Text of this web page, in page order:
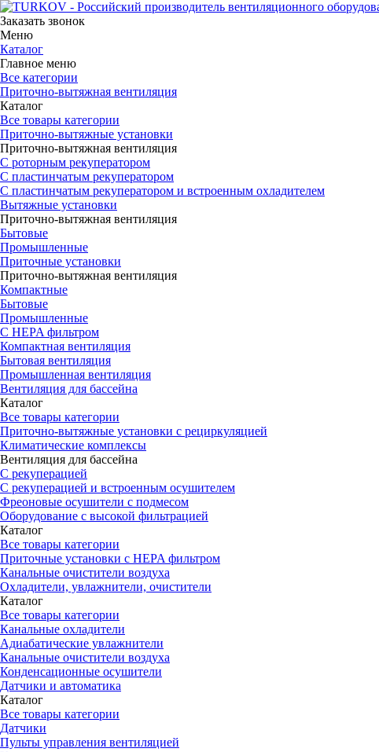
Заказать звонок
Меню
Каталог
Главное меню
Все категории
Приточно-вытяжная вентиляция
Каталог
Все товары категории
Приточно-вытяжные установки
Приточно-вытяжная вентиляция
С роторным рекуператором
С пластинчатым рекуператором
С пластинчатым рекуператором и встроенным охладителем
Вытяжные установки
Приточно-вытяжная вентиляция
Бытовые
Промышленные
Приточные установки
Приточно-вытяжная вентиляция
Компактные
Бытовые
Промышленные
С HEPA фильтром
Компактная вентиляция
Бытовая вентиляция
Промышленная вентиляция
Вентиляция для бассейна
Каталог
Все товары категории
Приточно-вытяжные установки с рециркуляцией
Климатические комплексы
Вентиляция для бассейна
С рекуперацией
С рекуперацией и встроенным осушителем
Фреоновые осушители с подмесом
Оборудование с высокой фильтрацией
Каталог
Все товары категории
Приточные установки c HEPA фильтром
Канальные очистители воздуха
Охладители, увлажнители, очистители
Каталог
Все товары категории
Канальные охладители
Адиабатические увлажнители
Канальные очистители воздуха
Конденсационные осушители
Датчики и автоматика
Каталог
Все товары категории
Датчики
Пульты управления вентиляцией